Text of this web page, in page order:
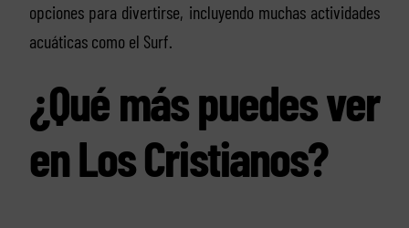
opciones para divertirse, incluyendo muchas actividades
acuáticas como el Surf.
¿Qué más puedes ver
en Los Cristianos?